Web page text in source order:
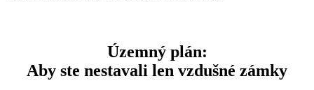
Územný plán:
Aby ste nestavali len vzdušné zámky